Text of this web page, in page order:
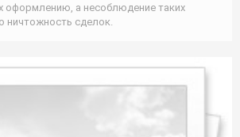
оформлению, а несоблюдение таких
ничтожность сделок.